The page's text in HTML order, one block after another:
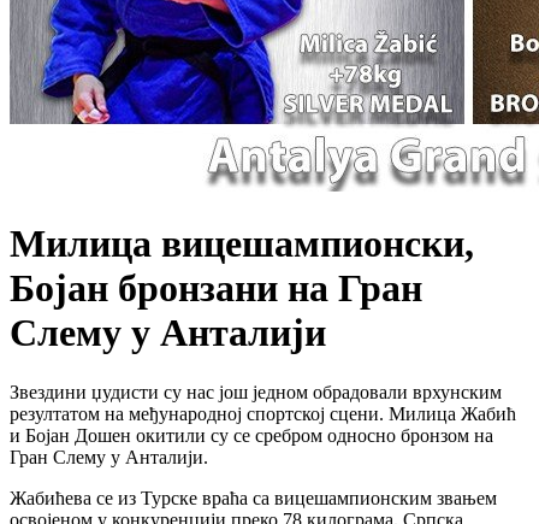
Милица вицешампионски,
Бојан бронзани на Гран
Слему у Анталији
Звездини џудисти су нас још једном обрадовали врхунским
резултатом на међународној спортској сцени. Милица Жабић
и Бојан Дошен окитили су се сребром односно бронзом на
Гран Слему у Анталији.
Жабићева се из Турске враћа са вицешампионским звањем
освојеном у конкуренцији преко 78 килограма. Српска